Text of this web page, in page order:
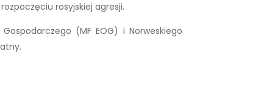
rosyjskiej agresji.
(MF EOG) i Norweskiego